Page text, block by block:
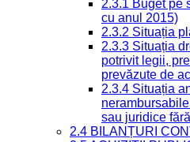
2.3.1 Buget pe
cu anul 2015)
2.3.2 Situația
2.3.3 Situația
potrivit legii,
prevăzute de
2.3.4 Situația
sau juridice
2.4 BILANȚURI